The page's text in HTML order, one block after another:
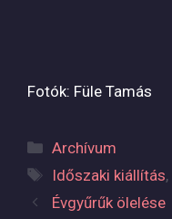
Fotók: Füle Tamás
Kategória
Archívum
Címkék
Időszaki kiállítás,
Évgyűrűk ölelése